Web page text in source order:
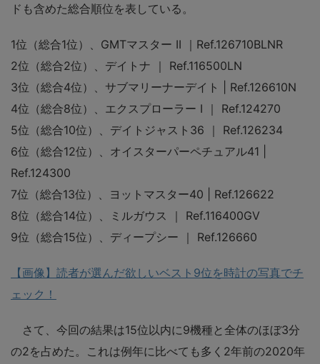
ドも含めた総合順位を表している。
1位（総合1位）、GMTマスター II ｜Ref.126710BLNR
2位（総合2位）、デイトナ ｜ Ref.116500LN
3位（総合4位）、サブマリーナーデイト | Ref.126610N
4位（総合8位）、エクスプローラー I ｜ Ref.124270
5位（総合10位）、デイトジャスト36 ｜ Ref.126234
6位（総合12位）、オイスターパーペチュアル41 |
Ref.124300
7位（総合13位）、ヨットマスター40 | Ref.126622
8位（総合14位）、ミルガウス ｜ Ref.116400GV
9位（総合15位）、ディープシー ｜ Ref.126660
【画像】読者が選んだ欲しいベスト9位を時計の写真でチ
ェック！
さて、今回の結果は15位以内に9機種と全体のほぼ3分
の2を占めた。これは例年に比べても多く2年前の2020年